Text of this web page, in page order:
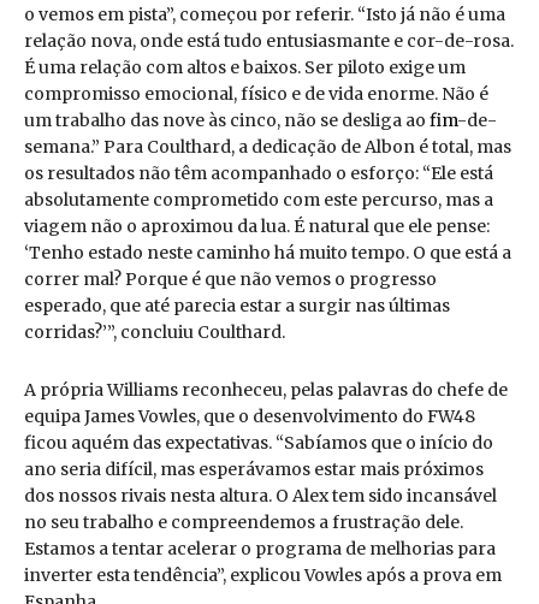
o vemos em pista”, começou por referir. “Isto já não é uma
relação nova, onde está tudo entusiasmante e cor-de-rosa.
É uma relação com altos e baixos. Ser piloto exige um
compromisso emocional, físico e de vida enorme. Não é
um trabalho das nove às cinco, não se desliga ao fim-de-
semana.” Para Coulthard, a dedicação de Albon é total, mas
os resultados não têm acompanhado o esforço: “Ele está
absolutamente comprometido com este percurso, mas a
viagem não o aproximou da lua. É natural que ele pense:
‘Tenho estado neste caminho há muito tempo. O que está a
correr mal? Porque é que não vemos o progresso
esperado, que até parecia estar a surgir nas últimas
corridas?’”, concluiu Coulthard.
A própria Williams reconheceu, pelas palavras do chefe de
equipa James Vowles, que o desenvolvimento do FW48
ficou aquém das expectativas. “Sabíamos que o início do
ano seria difícil, mas esperávamos estar mais próximos
dos nossos rivais nesta altura. O Alex tem sido incansável
no seu trabalho e compreendemos a frustração dele.
Estamos a tentar acelerar o programa de melhorias para
inverter esta tendência”, explicou Vowles após a prova em